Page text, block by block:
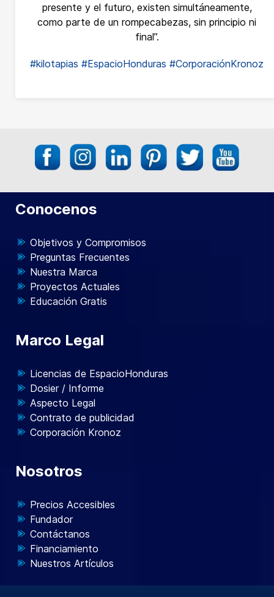
presente y el futuro, existen simultáneamente,
como parte de un rompecabezas, sin principio ni
final”.
#kilotapias #EspacioHonduras #CorporaciónKronoz
Conocenos
Objetivos y Compromisos
Preguntas Frecuentes
Nuestra Marca
Proyectos Actuales
Educación Gratis
Marco Legal
Licencias de EspacioHonduras
Dosier / Informe
Aspecto Legal
Contrato de publicidad
Corporación Kronoz
Nosotros
Precios Accesibles
Fundador
Contáctanos
Financiamiento
Nuestros Artículos